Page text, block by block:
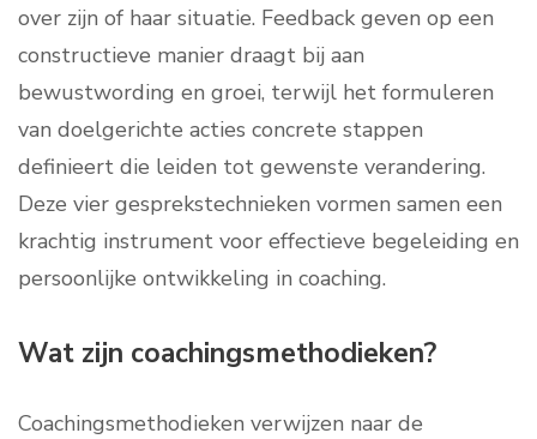
over zijn of haar situatie. Feedback geven op een
constructieve manier draagt bij aan
bewustwording en groei, terwijl het formuleren
van doelgerichte acties concrete stappen
definieert die leiden tot gewenste verandering.
Deze vier gesprekstechnieken vormen samen een
krachtig instrument voor effectieve begeleiding en
persoonlijke ontwikkeling in coaching.
Wat zijn coachingsmethodieken?
Coachingsmethodieken verwijzen naar de